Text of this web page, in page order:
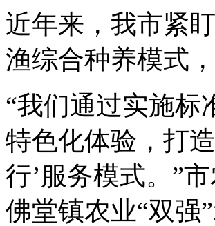
近年来，我市紧
渔综合种养模式
“我们通过实施标
特色化体验，打
行’服务模式。”
佛堂镇农业“双强